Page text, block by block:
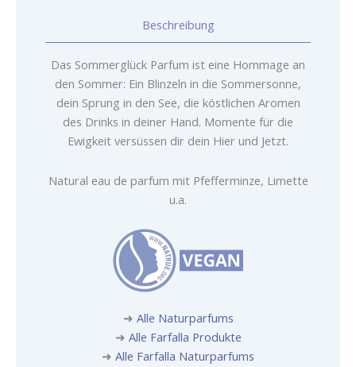
Beschreibung
Das Sommerglück Parfum ist eine Hommage an
den Sommer: Ein Blinzeln in die Sommersonne,
dein Sprung in den See, die köstlichen Aromen
des Drinks in deiner Hand. Momente für die
Ewigkeit versüssen dir dein Hier und Jetzt.
Natural eau de parfum mit Pfefferminze, Limette
u.a.
➜ Alle Naturparfums
➜ Alle Farfalla Produkte
➜ Alle Farfalla Naturparfums